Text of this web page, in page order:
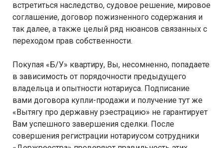
встретиться наследство, судовое решение, мировое
соглашение, договор пожизненного содержания и
так далее, а также целый ряд нюансов связанных с
переходом прав собственности.
Покупая «Б/У» квартиру, Вы, несомненно, попадаете
в зависимость от порядочности предыдущего
владельца и опытности нотариуса. Подписание
вами договора купли-продажи и получение тут же
«Вытягу про державну рэестрацию» не гарантирует
Вам успешного завершения сделки. После
совершения регистрации нотариусом сотрудники